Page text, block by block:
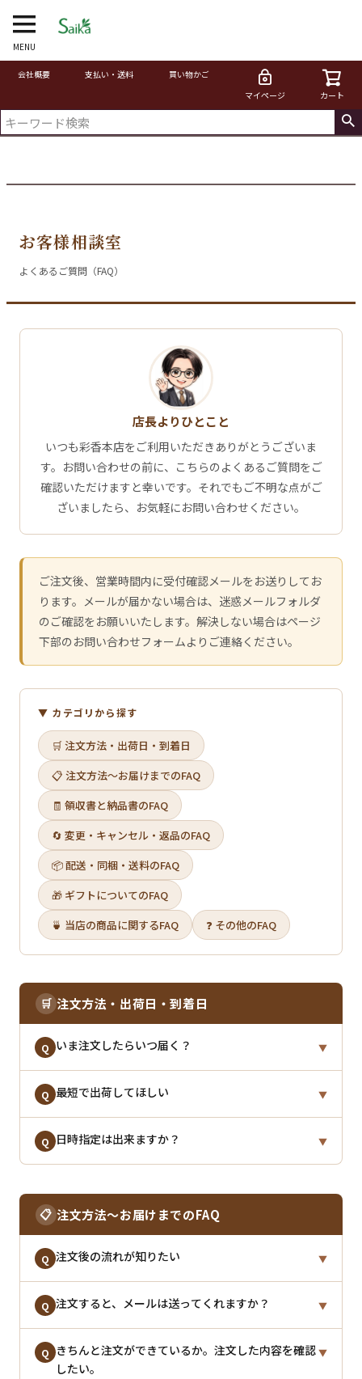
MENU
会社概要 支払い・送料
買い物かご
マイページ
カート
お客様相談室
よくあるご質問（FAQ）
店長よりひとこと
いつも彩香本店をご利用いただきありがとうございま
す。お問い合わせの前に、こちらのよくあるご質問をご
確認いただけますと幸いです。それでもご不明な点がご
ざいましたら、お気軽にお問い合わせください。
ご注文後、営業時間内に受付確認メールをお送りしてお
ります。メールが届かない場合は、迷惑メールフォルダ
のご確認をお願いいたします。解決しない場合はページ
下部のお問い合わせフォームよりご連絡ください。
▼ カテゴリから探す
🛒 注文方法・出荷日・到着日
📋 注文方法〜お届けまでのFAQ
🧾 領収書と納品書のFAQ
🔄 変更・キャンセル・返品のFAQ
📦 配送・同梱・送料のFAQ
🎁 ギフトについてのFAQ
🍵 当店の商品に関するFAQ
❓ その他のFAQ
🛒 注文方法・出荷日・到着日
Q いま注文したらいつ届く？ ▼
A ご注文後、1〜2営業日以内
（営業日：カレンダーをご確認ください）
荷
・午前8：00以降に決済が確定されたご注文 → 翌営業
日以降出荷
Q 最短で出荷してほしい ▼
A 日時指定なしでご注文いただくと、最短出荷となりま
合わせフォームよりご連絡ください。
Q 日時指定は出来ますか？ ▼
能です。
※メール便の商品は日時指定ができません。順次出荷
となります。
📋 注文方法〜お届けまでのFAQ
Q 注文後の流れが知りたい ▼
A ご注文〜商品到着までの流れは以下の通りです。
１. 注文確定
↓
Q 注文すると、メールは送ってくれますか？ ▼
A ご注文後、自動配信メールが届きます。その後、弊社
でご注文内容が確認できましてから改めて、お届け日
Q
きちんと注文ができているか。注文した内容を確認
したい。
▼